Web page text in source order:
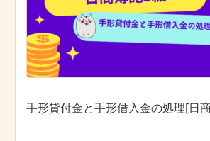
手形貸付金と手形借入金の処理[日